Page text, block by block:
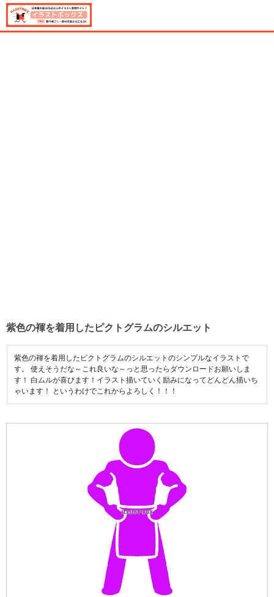
紫色の褌を着用したピクトグラムのシルエット
紫色の褌を着用したピクトグラムのシルエットのシンプルなイラストで
す。 使えそうだな～これ良いな～っと思ったらダウンロードお願いしま
す！ 白ムルが喜びます！イラスト描いていく励みになってどんどん描いち
ゃいます！ というわけでこれからよろしく！！！